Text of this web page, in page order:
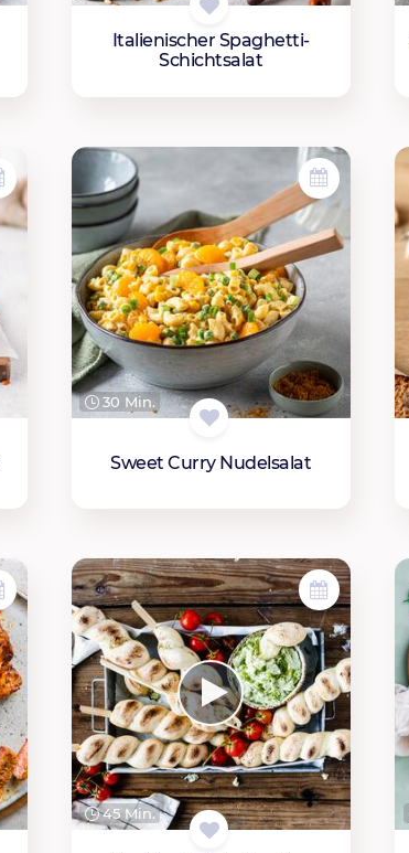
Italienischer Spaghetti-
Schichtsalat
30 Min.
Sweet Curry Nudelsalat
45 Min.